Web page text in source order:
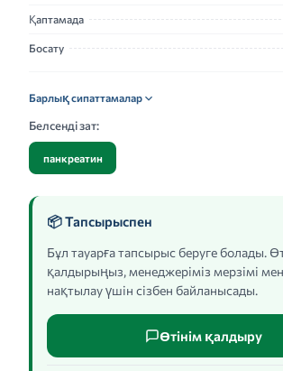
Қаптамада
Босату
Барлық сипаттамалар
Белсенді зат:
панкреатин
📦 Тапсырыспен
Бұл тауарға тапсырыс беруге болады.
қалдырыңыз, менеджеріміз мерзімі
нақтылау үшін сізбен байланысады.
Өтінім қалдыру